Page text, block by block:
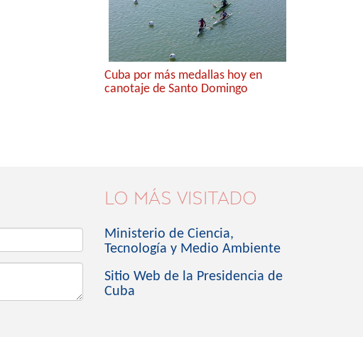
Cuba por más medallas hoy en
canotaje de Santo Domingo
LO MÁS VISITADO
Ministerio de Ciencia,
Tecnología y Medio Ambiente
Sitio Web de la Presidencia de
Cuba